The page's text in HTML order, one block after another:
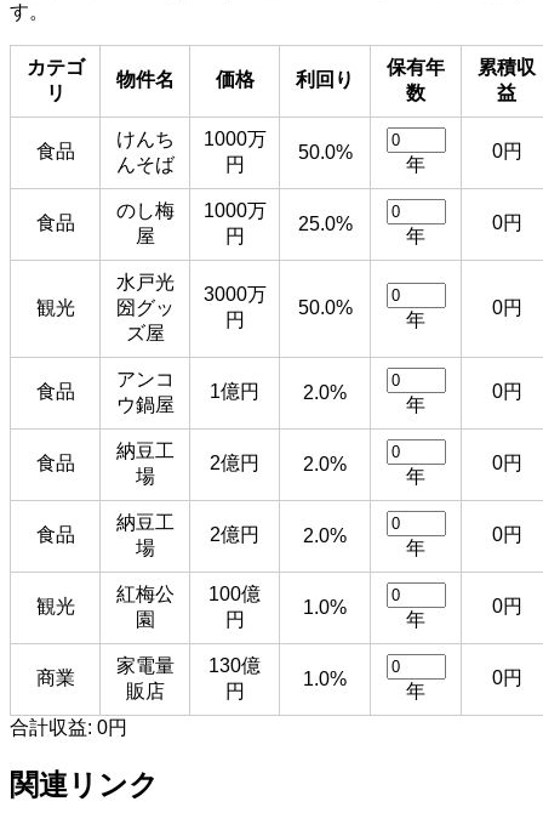
す。
カテゴ
リ
物件名 価格 利回り
保有年
数
累積収
益
食品
けんち
んそば
1000万
円
50.0%
年
0円
食品
のし梅
屋
1000万
円
25.0%
年
0円
観光
水戸光
圀グッ
ズ屋
3000万
円
50.0%
年
0円
食品
アンコ
ウ鍋屋
1億円 2.0%
年
0円
食品
納豆工
場
2億円 2.0%
年
0円
食品
納豆工
場
2億円 2.0%
年
0円
観光
紅梅公
園
100億
円
1.0%
年
0円
商業
家電量
販店
130億
円
1.0%
年
0円
合計収益: 0円
関連リンク